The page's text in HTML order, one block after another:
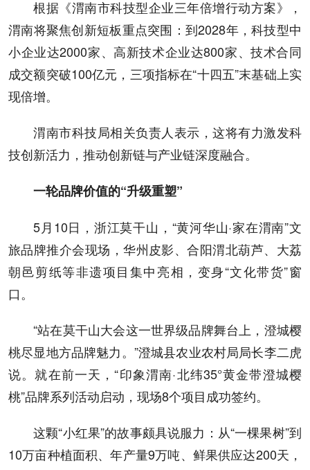
根据《渭南市科技型企业三年倍增行动方案》，
渭南将聚焦创新短板重点突围：到2028年，科技型中
小企业达2000家、高新技术企业达800家、技术合同
成交额突破100亿元，三项指标在“十四五”末基础上实
现倍增。
渭南市科技局相关负责人表示，这将有力激发科
技创新活力，推动创新链与产业链深度融合。
一轮品牌价值的“升级重塑”
5月10日，浙江莫干山，“黄河华山·家在渭南”文
旅品牌推介会现场，华州皮影、合阳渭北葫芦、大荔
朝邑剪纸等非遗项目集中亮相，变身“文化带货”窗
口。
“站在莫干山大会这一世界级品牌舞台上，澄城樱
桃尽显地方品牌魅力。”澄城县农业农村局局长李二虎
说。就在前一天，“印象渭南·北纬35°黄金带澄城樱
桃”品牌系列活动启动，现场8个项目成功签约。
这颗“小红果”的故事颇具说服力：从“一棵果树”到
10万亩种植面积、年产量9万吨、鲜果供应达200天，